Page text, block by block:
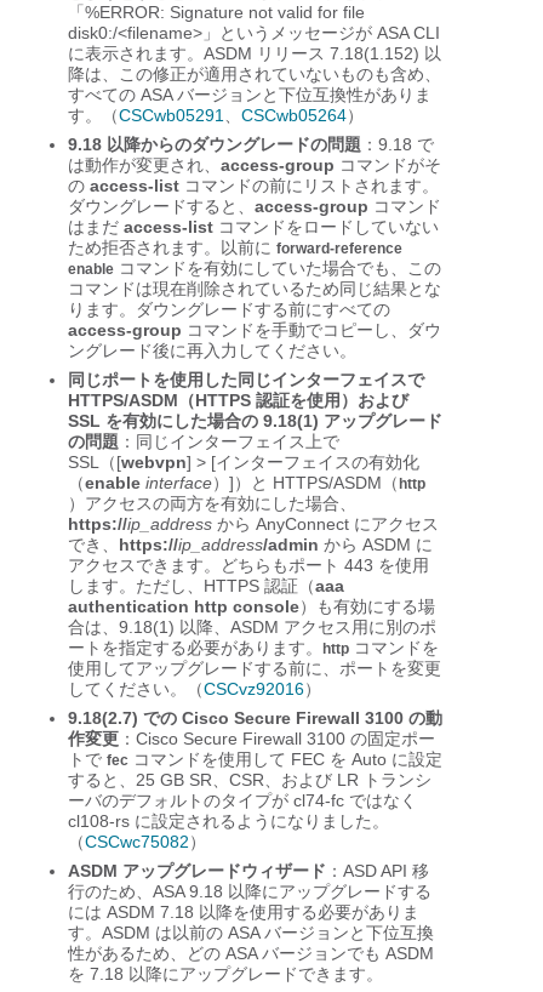
「%ERROR: Signature not valid for file
disk0:/<filename>」というメッセージが ASA CLI
に表示されます。ASDM リリース 7.18(1.152) 以
降は、この修正が適用されていないものも含め、
すべての ASA バージョンと下位互換性がありま
す。（CSCwb05291 CSCwb05264）
9.18 以降からのダウングレードの問題 ：9.18 で
は動作が変更され、 access-group コマンドがそ
の access-list コマンドの前にリストされます。
ダウングレードすると、 access-group コマンド
はまだ access-list コマンドをロードしていない
ため拒否されます。以前に forward-reference
enable コマンドを有効にしていた場合でも、この
コマンドは現在削除されているため同じ結果とな
ります。ダウングレードする前にすべての
access-group コマンドを手動でコピーし、ダウ
ングレード後に再入力してください。
同じポートを使用した同じインターフェイスで
HTTPS/ASDM（HTTPS 認証を使用）および
SSL を有効にした場合の 9.18(1) アップグレード
の問題 ：同じインターフェイス上で
SSL（[webvpn] > [インターフェイスの有効化
（enable interface）]）と HTTPS/ASDM（ http
）アクセスの両方を有効にした場合、
https://ip_address から AnyConnect にアクセス
でき、 https://ip_address/admin から ASDM に
アクセスできます。どちらもポート 443 を使用
します。ただし、HTTPS 認証（aaa
authentication http console）も有効にする場
合は、9.18(1) 以降、ASDM アクセス用に別のポ
ートを指定する必要があります。
http コマンドを
使用してアップグレードする前に、ポートを変更
してください。（CSCvz92016）
9.18(2.7) での Cisco Secure Firewall 3100 の動
作変更 ：Cisco Secure Firewall 3100 の固定ポー
トで fec コマンドを使用して FEC を Auto に設定
すると、25 GB SR、CSR、および LR トランシ
ーバのデフォルトのタイプが cl74-fc ではなく
cl108-rs に設定されるようになりました。
（CSCwc75082）
ASDM アップグレードウィザード ：ASD API 移
行のため、ASA 9.18 以降にアップグレードする
には ASDM 7.18 以降を使用する必要がありま
す。ASDM は以前の ASA バージョンと下位互換
性があるため、どの ASA バージョンでも ASDM
を 7.18 以降にアップグレードできます。